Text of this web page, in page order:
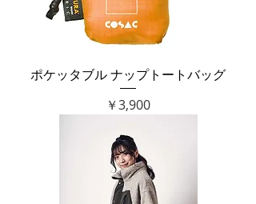
ポケッタブル ナップトートバッグ
価格
￥3,900